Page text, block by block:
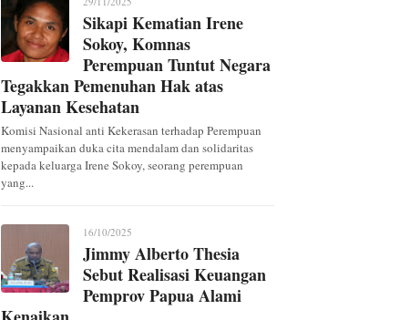
Sikapi Kematian Irene
Sokoy, Komnas
Perempuan Tuntut Negara
Tegakkan Pemenuhan Hak atas
Layanan Kesehatan
Komisi Nasional anti Kekerasan terhadap Perempuan
menyampaikan duka cita mendalam dan solidaritas
kepada keluarga Irene Sokoy, seorang perempuan
yang...
16/10/2025
Jimmy Alberto Thesia
Sebut Realisasi Keuangan
Pemprov Papua Alami